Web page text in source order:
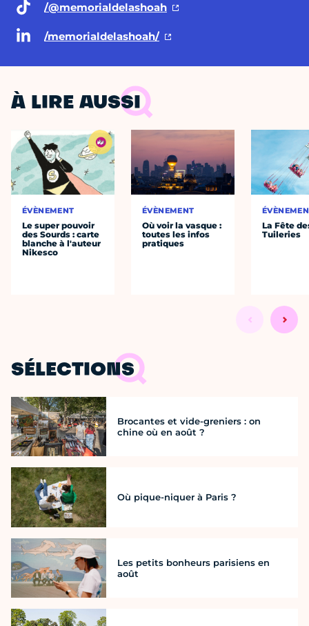
/@memorialdelashoah
/memorialdelashoah/
À LIRE AUSSI
ÉVÈNEMENT
Le super pouvoir
des Sourds : carte
blanche à l'auteur
Nikesco
ÉVÈNEMENT
Où voir la vasque :
toutes les infos
pratiques
La Fête
Tuileries
SÉLECTIONS
Brocantes et vide-greniers : on
chine où en août ?
Où pique-niquer à Paris ?
Les petits bonheurs parisiens en
août